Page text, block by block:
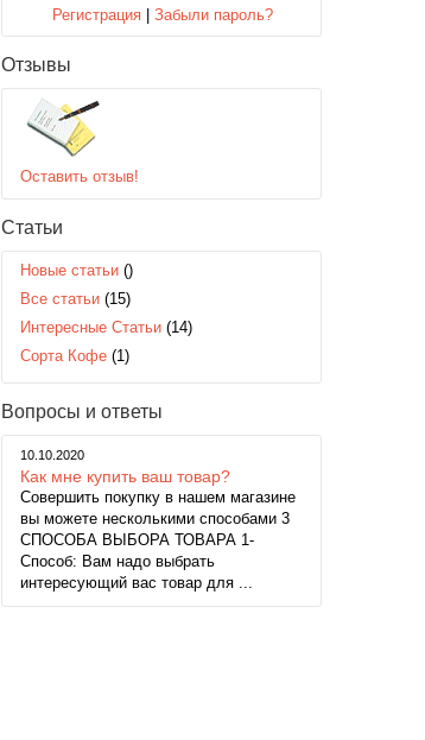
Регистрация |Забыли пароль?
Отзывы
Оставить отзыв!
Статьи
Новые статьи ()
Все статьи (15)
Интересные Статьи (14)
Сорта Кофе (1)
Вопросы и ответы
10.10.2020
Как мне купить ваш товар?
Совершить покупку в нашем магазине
вы можете несколькими способами 3
СПОСОБА ВЫБОРА ТОВАРА 1-
Способ: Вам надо выбрать
интересующий вас товар для ...